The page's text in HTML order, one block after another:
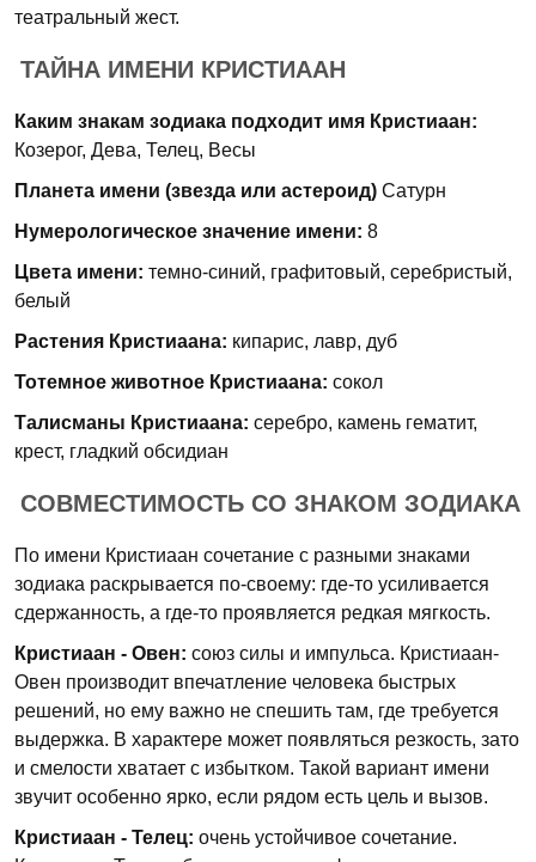
театральный жест.
ТАЙНА ИМЕНИ КРИСТИААН
Каким знакам зодиака подходит имя Кристиаан:
Козерог, Дева, Телец, Весы
Планета имени (звезда или астероид) Сатурн
Нумерологическое значение имени: 8
Цвета имени: темно-синий, графитовый, серебристый,
белый
Растения Кристиаана: кипарис, лавр, дуб
Тотемное животное Кристиаана: сокол
Талисманы Кристиаана: серебро, камень гематит,
крест, гладкий обсидиан
СОВМЕСТИМОСТЬ СО ЗНАКОМ ЗОДИАКА
По имени Кристиаан сочетание с разными знаками
зодиака раскрывается по-своему: где-то усиливается
сдержанность, а где-то проявляется редкая мягкость.
Кристиаан - Овен: союз силы и импульса. Кристиаан-
Овен производит впечатление человека быстрых
решений, но ему важно не спешить там, где требуется
выдержка. В характере может появляться резкость, зато
и смелости хватает с избытком. Такой вариант имени
звучит особенно ярко, если рядом есть цель и вызов.
Кристиаан - Телец: очень устойчивое сочетание.